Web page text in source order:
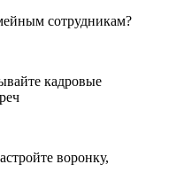
сотрудникам?
кадровые
воронку,